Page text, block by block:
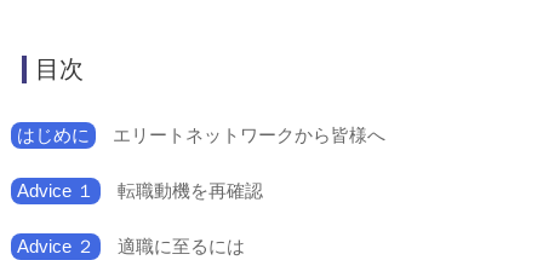
目次
はじめに エリートネットワークから皆様へ
Advice １ 転職動機を再確認
Advice ２ 適職に至るには